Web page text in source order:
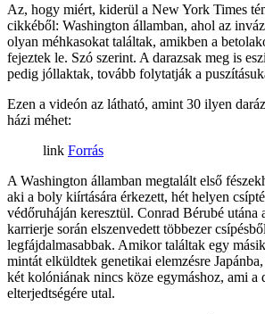
Az, hogy miért, kiderül a New York Times
cikkéből: Washington államban, ahol az
olyan méhkasokat találtak, amikben a
fejeztek le. Szó szerint. A darazsak meg is
pedig jóllaktak, tovább folytatják a
Ezen a videón az látható, amint 30 ilyen
házi méhet:
Forrás
A Washington államban megtalált első
aki a boly kiírtására érkezett, hét helyen
védőruháján keresztül. Conrad Bérubé utána
karrierje során elszenvedett többezer
legfájdalmasabbak. Amikor találtak egy
mintát elküldtek genetikai elemzésre
két kolóniának nincs köze egymáshoz, ami a
elterjedtségére utal.